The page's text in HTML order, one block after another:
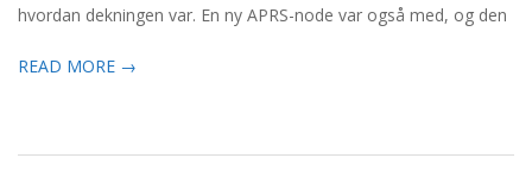
hvordan dekningen var. En ny APRS-node var også med, og den
READ MORE →